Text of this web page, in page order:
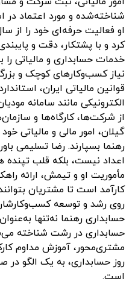
شناخته‌شده و مورد اعتماد در
کرد و با پشتکار، دقت و
خدمات حسابداری و مالیاتی را
نیاز کسب‌وکارهای کوچک و
قوانین مالیاتی ایران،
الکترونیکی مانند سامانه
از شرکت‌ها، کارگاه‌ها و
گیلان، امور مالی و مالیاتی
رهنما بسپارند. رضا تسلیمی
اعداد نیست، بلکه قلب
مأموریت او و تیمش، ارائه
کارآمد است تا مشتریان
روی رشد و توسعه
حسابداری رهنما نه‌تنها
حسابداری در رشت شناخته
مشتری‌محور، آموزش مداوم
روز حسابداری، به یک الگو
است.